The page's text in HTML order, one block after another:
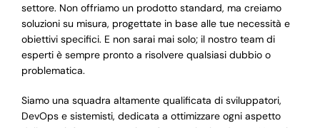
settore. Non offriamo un prodotto standard, ma creiamo
soluzioni su misura, progettate in base alle tue necessità e
obiettivi specifici. E non sarai mai solo; il nostro team di
esperti è sempre pronto a risolvere qualsiasi dubbio o
problematica.
Siamo una squadra altamente qualificata di sviluppatori,
DevOps e sistemisti, dedicata a ottimizzare ogni aspetto